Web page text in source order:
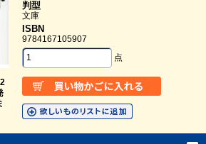
判型
文庫
ISBN
9784167105907
点